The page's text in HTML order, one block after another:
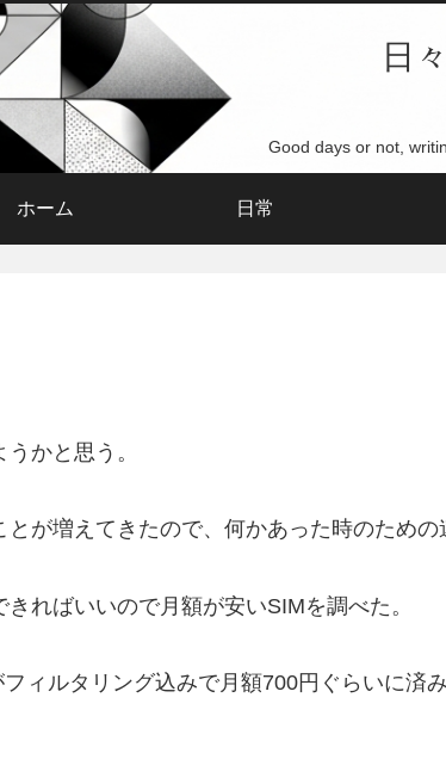
日
Good days or not,
ホーム 日常
かと思う。
が増えてきたので、何かあった時のための
ればいいので月額が安いSIMを調べた。
ィルタリング込みで月額700円ぐらいに済